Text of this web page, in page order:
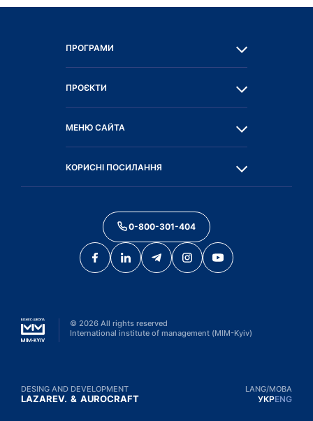
ПРОГРАМИ
ПРОЄКТИ
МЕНЮ САЙТА
КОРИСНІ ПОСИЛАННЯ
0-800-301-404
© 2026 All rights reserved
International institute of management (MIM-Kyiv)
DESING AND DEVELOPMENT
LAZAREV. & AUROCRAFT
LANG/МОВА
УКРENG